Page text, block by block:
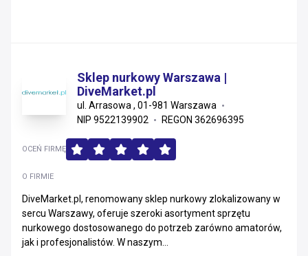
Sklep nurkowy Warszawa |
DiveMarket.pl
ul. Arrasowa , 01-981 Warszawa
NIP 9522139902
REGON 362696395
O FIRMIE
DiveMarket.pl, renomowany sklep nurkowy zlokalizowany w
sercu Warszawy, oferuje szeroki asortyment sprzętu
nurkowego dostosowanego do potrzeb zarówno amatorów,
jak i profesjonalistów. W naszym...
OCEŃ FIRMĘ